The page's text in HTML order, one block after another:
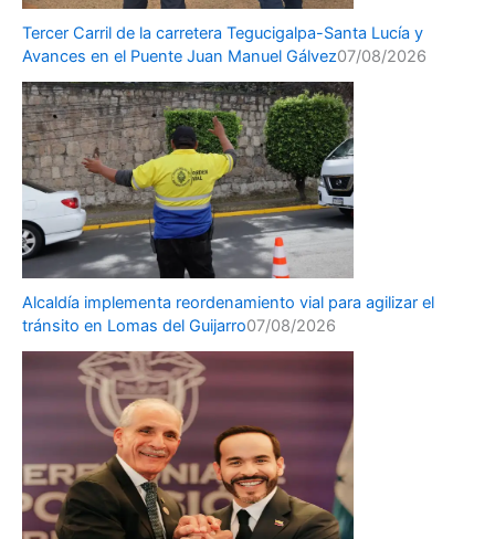
Tercer Carril de la carretera Tegucigalpa-Santa Lucía y
Avances en el Puente Juan Manuel Gálvez07/08/2026
Alcaldía implementa reordenamiento vial para agilizar el
tránsito en Lomas del Guijarro07/08/2026